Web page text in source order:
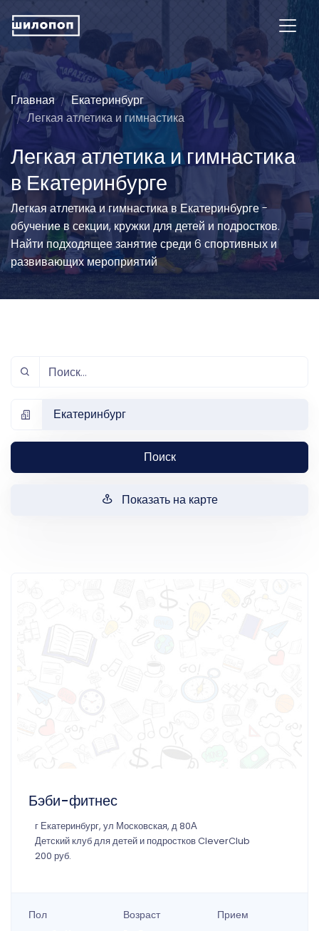
Главная
Екатеринбург
Легкая атлетика и гимнастика
Легкая атлетика и гимнастика
в Екатеринбурге
Легкая атлетика и гимнастика в Екатеринбурге -
обучение в секции, кружки для детей и подростков.
Найти подходящее занятие среди 6 спортивных и
развивающих мероприятий
Екатеринбург
Поиск
Показать на карте
Бэби-фитнес
г Екатеринбург, ул Московская, д 80А
Детский клуб для детей и подростков CleverClub
200 руб.
Пол Возраст Прием